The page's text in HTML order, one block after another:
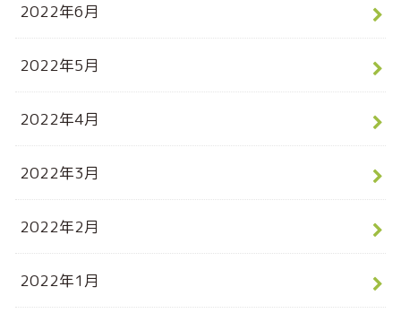
2022年6月
2022年5月
2022年4月
2022年3月
2022年2月
2022年1月